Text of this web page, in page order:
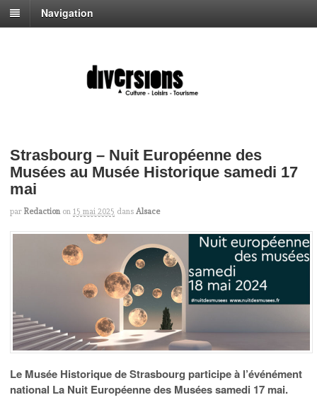
Navigation
Strasbourg – Nuit Européenne des
Musées au Musée Historique samedi 17
mai
par Redaction on 15 mai 2025 dans Alsace
Le Musée Historique de Strasbourg participe à l’événément
national La Nuit Européenne des Musées samedi 17 mai.